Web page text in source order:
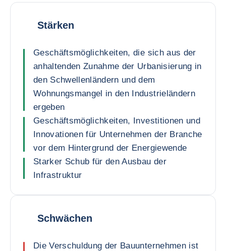
Stärken
Geschäftsmöglichkeiten, die sich aus der
anhaltenden Zunahme der Urbanisierung in
den Schwellenländern und dem
Wohnungsmangel in den Industrieländern
ergeben
Geschäftsmöglichkeiten, Investitionen und
Innovationen für Unternehmen der Branche
vor dem Hintergrund der Energiewende
Starker Schub für den Ausbau der
Infrastruktur
Schwächen
Die Verschuldung der Bauunternehmen ist